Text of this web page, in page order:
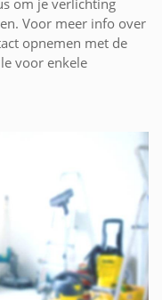
om je verlichting
Voor meer info over
opnemen met de
voor enkele